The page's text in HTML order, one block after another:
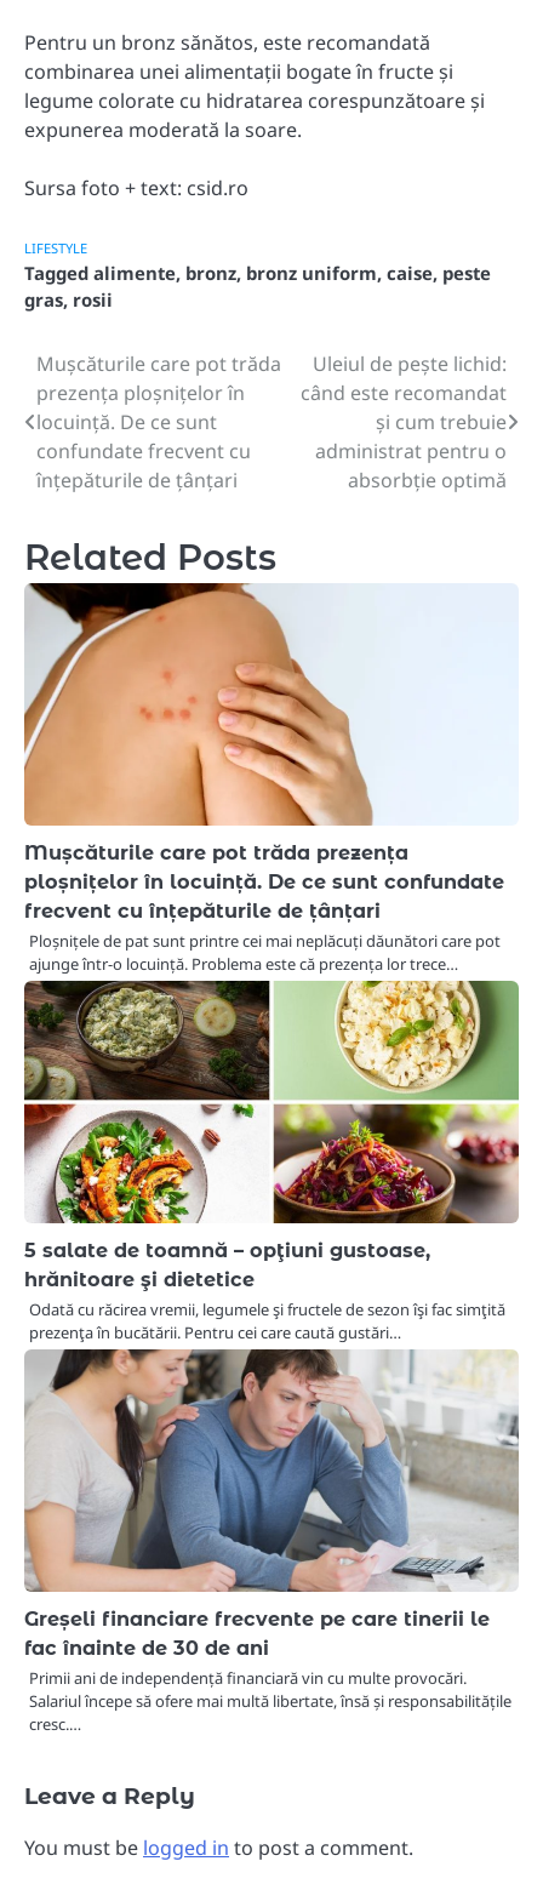
Pentru un bronz sănătos, este recomandată
combinarea unei alimentații bogate în fructe și
legume colorate cu hidratarea corespunzătoare și
expunerea moderată la soare.
Sursa foto + text: csid.ro
LIFESTYLE
Tagged alimente, bronz, bronz uniform, caise, peste
gras, rosii
Post
navigation
Mușcăturile care pot trăda
prezența ploșnițelor în
locuință. De ce sunt
confundate frecvent cu
înțepăturile de țânțari
Uleiul de pește lichid:
când este recomandat
și cum trebuie
administrat pentru o
absorbție optimă
Related Posts
Mușcăturile care pot trăda prezența
ploșnițelor în locuință. De ce sunt confundate
frecvent cu înțepăturile de țânțari
Ploșnițele de pat sunt printre cei mai neplăcuți dăunători care pot
ajunge într-o locuință. Problema este că prezența lor trece…
5 salate de toamnă – opţiuni gustoase,
hrănitoare şi dietetice
Odată cu răcirea vremii, legumele şi fructele de sezon îşi fac simţită
prezenţa în bucătării. Pentru cei care caută gustări…
Greșeli financiare frecvente pe care tinerii le
fac înainte de 30 de ani
Primii ani de independență financiară vin cu multe provocări.
Salariul începe să ofere mai multă libertate, însă și responsabilitățile
cresc.…
Leave a Reply
You must be logged in to post a comment.